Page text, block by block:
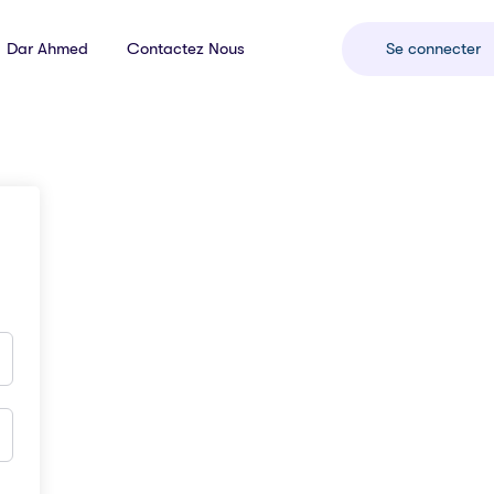
Dar Ahmed Contactez Nous Se connecter